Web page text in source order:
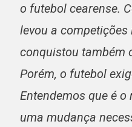
o futebol cearense.
levou a
conquistou também
Porém, o futebol
Entendemos que é
uma mudança